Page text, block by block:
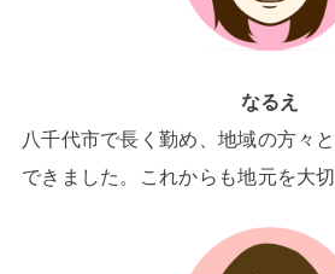
なるえ
八千代市で長く勤め、地域の方々
できました。これからも地元を大